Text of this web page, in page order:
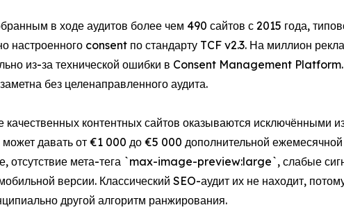
в ходе аудитов более чем 490 сайтов с 2015 года,
настроенного consent по стандарту TCF v2.3. На миллион
из-за технической ошибки в Consent Management
без целенаправленного аудита.
качественных контентных сайтов оказываются
давать от €1 000 до €5 000 дополнительной
отсутствие мета-тега `max-image-preview:large`, слабые
версии. Классический SEO-аудит их не находит,
другой алгоритм ранжирования.